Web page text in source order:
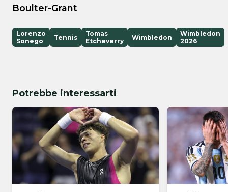
Boulter-Grant
Lorenzo
Sonego
Tennis
Tomas
Etcheverry
Wimbledon
Wimbledon
2026
Potrebbe interessarti